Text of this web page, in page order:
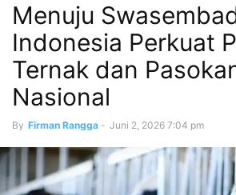
Menuju
Indonesia Perkuat
Ternak dan
Nasional
By Firman Rangga - Juni 2, 2026 7:04 pm